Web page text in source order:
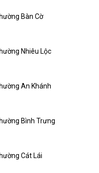
Bàn Cờ
Nhiêu Lộc
An Khánh
Bình Trưng
Cát Lái